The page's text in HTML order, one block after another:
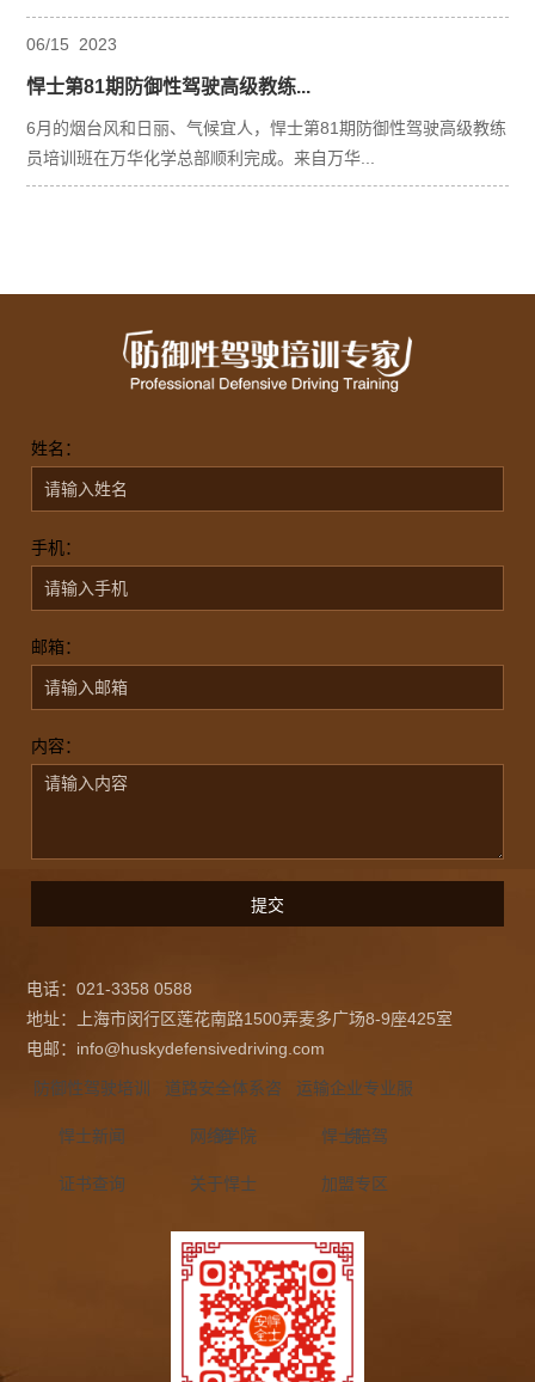
06/15 2023
悍士第81期防御性驾驶高级教练...
6月的烟台风和日丽、气候宜人，悍士第81期防御性驾驶高级教练
员培训班在万华化学总部顺利完成。来自万华...
姓名：
手机：
邮箱：
内容：
电话：021-3358 0588
地址：上海市闵行区莲花南路1500弄麦多广场8-9座425室
电邮：info@huskydefensivedriving.com
防御性驾驶培训 道路安全体系咨
询
运输企业专业服
务
悍士新闻 网络学院 悍士陪驾
证书查询 关于悍士 加盟专区